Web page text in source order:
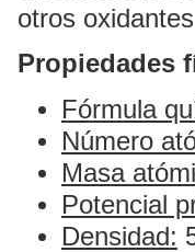
otros
Propiedades
Fórmula
Número
Masa
Potencial
Densidad: